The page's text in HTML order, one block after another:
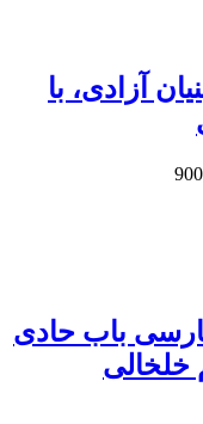
آزادی، با
باب حادی
خلخالی